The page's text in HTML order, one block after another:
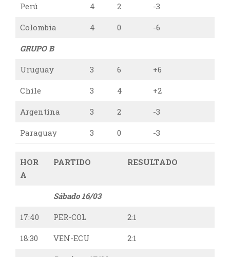
Perú 4 2 -3
Colombia 4 0 -6
GRUPO B
Uruguay 3 6 +6
Chile 3 4 +2
Argentina 3 2 -3
Paraguay 3 0 -3
HOR
A
PARTIDO RESULTADO
Sábado 16/03
17:40 PER-COL 2:1
18:30 VEN-ECU 2:1